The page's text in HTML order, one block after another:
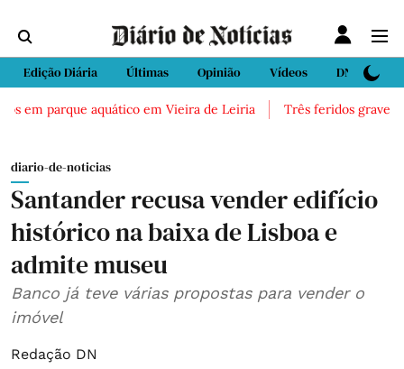
Edição Diária Últimas Opinião Vídeos DN Sport
em parque aquático em Vieira de Leiria Três feridos graves
diario-de-noticias
Santander recusa vender edifício
histórico na baixa de Lisboa e
admite museu
Banco já teve várias propostas para vender o
imóvel
Redação DN